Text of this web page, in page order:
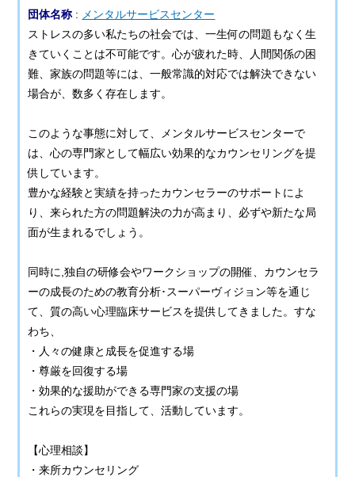
団体名称 : メンタルサービスセンター
ストレスの多い私たちの社会では、一生何の問題もなく生
きていくことは不可能です。心が疲れた時、人間関係の困
難、家族の問題等には、一般常識的対応では解決できない
場合が、数多く存在します。
このような事態に対して、メンタルサービスセンターで
は、心の専門家として幅広い効果的なカウンセリングを提
供しています。
豊かな経験と実績を持ったカウンセラーのサポートによ
り、来られた方の問題解決の力が高まり、必ずや新たな局
面が生まれるでしょう。
同時に,独自の研修会やワークショップの開催、カウンセラ
ーの成長のための教育分析･スーパーヴィジョン等を通じ
て、質の高い心理臨床サービスを提供してきました。すな
わち、
・人々の健康と成長を促進する場
・尊厳を回復する場
・効果的な援助ができる専門家の支援の場
これらの実現を目指して、活動しています。
【心理相談】
・来所カウンセリング